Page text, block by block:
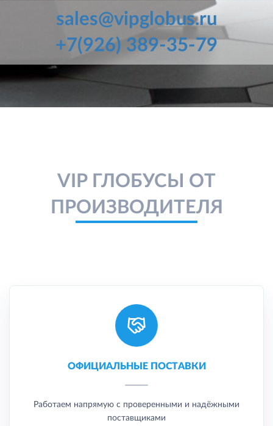
sales@vipglobus.ru
+7(926) 389-35-79
VIP ГЛОБУСЫ ОТ
ПРОИЗВОДИТЕЛЯ
ОФИЦИАЛЬНЫЕ ПОСТАВКИ
Работаем напрямую с проверенными и надёжными
поставщиками